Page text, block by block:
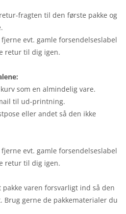
fragten til den første pakke og
evt. gamle forsendelseslabel
retur til dig igen.
som en almindelig vare.
til ud-printning.
eller andet så den ikke
evt. gamle forsendelseslabel
retur til dig igen.
pakke varen forsvarligt ind så den
Brug gerne de pakkematerialer du